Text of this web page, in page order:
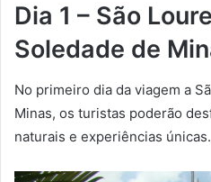
Dia 1 – São
Soledade de
No primeiro dia da viagem a
Minas, os turistas poderão
naturais e experiências únicas.